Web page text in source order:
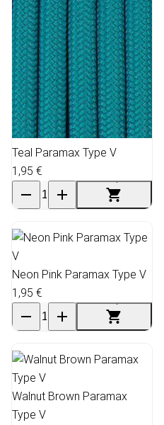
Teal Paramax Type V
1,95 €
Neon Pink Paramax Type V
1,95 €
Walnut Brown Paramax
Type V